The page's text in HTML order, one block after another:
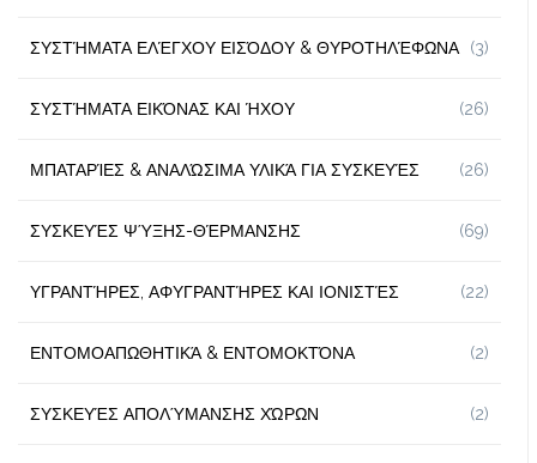
ΣΥΣΤΉΜΑΤΑ ΕΛΈΓΧΟΥ ΕΙΣΌΔΟΥ & ΘΥΡΟΤΗΛΈΦΩΝΑ (3)
ΣΥΣΤΉΜΑΤΑ ΕΙΚΌΝΑΣ ΚΑΙ ΉΧΟΥ (26)
ΜΠΑΤΑΡΊΕΣ & ΑΝΑΛΏΣΙΜΑ ΥΛΙΚΆ ΓΙΑ ΣΥΣΚΕΥΈΣ (26)
ΣΥΣΚΕΥΈΣ ΨΎΞΗΣ-ΘΈΡΜΑΝΣΗΣ (69)
ΥΓΡΑΝΤΉΡΕΣ, ΑΦΥΓΡΑΝΤΉΡΕΣ ΚΑΙ ΙΟΝΙΣΤΈΣ (22)
ΕΝΤΟΜΟΑΠΩΘΗΤΙΚΆ & ΕΝΤΟΜΟΚΤΌΝΑ (2)
ΣΥΣΚΕΥΈΣ ΑΠΟΛΎΜΑΝΣΗΣ ΧΏΡΩΝ (2)